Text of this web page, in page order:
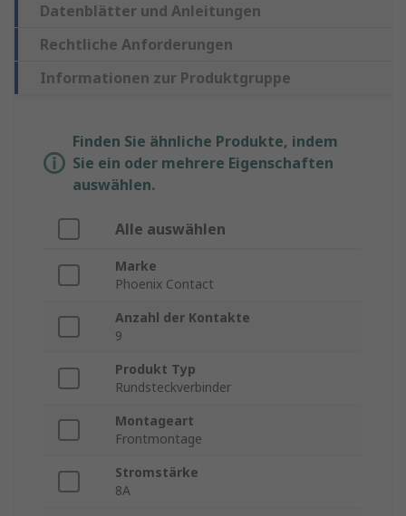
Datenblätter und Anleitungen
Rechtliche Anforderungen
Informationen zur Produktgruppe
Finden Sie ähnliche Produkte, indem
Sie ein oder mehrere Eigenschaften
auswählen.
Alle auswählen
Marke
Phoenix Contact
Anzahl der Kontakte
9
Produkt Typ
Rundsteckverbinder
Montageart
Frontmontage
Stromstärke
8A